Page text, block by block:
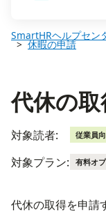
SmartHRヘルプセン
休暇の申請
代休の
対象読者: 従業員
対象プラン: 有料オ
代休の取得を申請